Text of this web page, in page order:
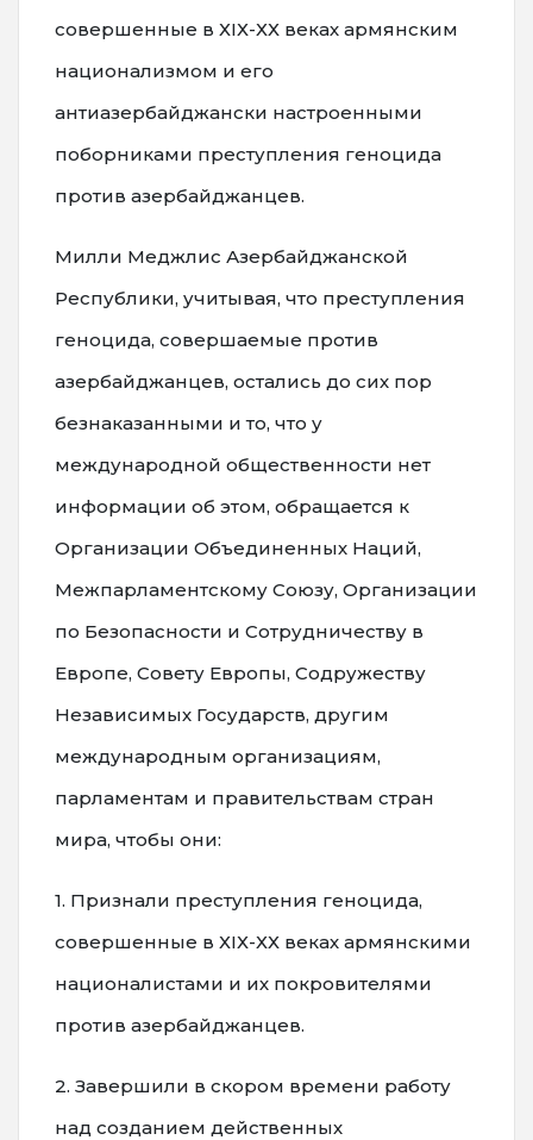
совершенные в ХIХ-ХХ веках армянским
национализмом и его
антиазербайджански настроенными
поборниками преступления геноцида
против азербайджанцев.
Милли Меджлис Азербайджанской
Республики, учитывая, что преступления
геноцида, совершаемые против
азербайджанцев, остались до сих пор
безнаказанными и то, что у
международной общественности нет
информации об этом, обращается к
Организации Объединенных Наций,
Межпарламентскому Союзу, Организации
по Безопасности и Сотрудничеству в
Европе, Совету Европы, Содружеству
Независимых Государств, другим
международным организациям,
парламентам и правительствам стран
мира, чтобы они:
1. Признали преступления геноцида,
совершенные в ХIХ-ХХ веках армянскими
националистами и их покровителями
против азербайджанцев.
2. Завершили в скором времени работу
над созданием действенных